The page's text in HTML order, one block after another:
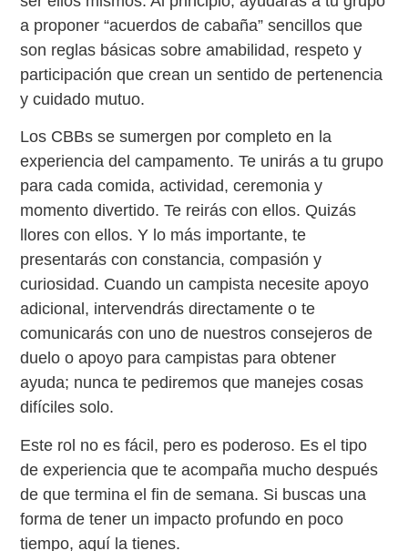
a proponer “acuerdos de cabaña” sencillos que
son reglas básicas sobre amabilidad, respeto y
participación que crean un sentido de pertenencia
y cuidado mutuo.
Los CBBs se sumergen por completo en la
experiencia del campamento. Te unirás a tu grupo
para cada comida, actividad, ceremonia y
momento divertido. Te reirás con ellos. Quizás
llores con ellos. Y lo más importante, te
presentarás con constancia, compasión y
curiosidad. Cuando un campista necesite apoyo
adicional, intervendrás directamente o te
comunicarás con uno de nuestros consejeros de
duelo o apoyo para campistas para obtener
ayuda; nunca te pediremos que manejes cosas
difíciles solo.
Este rol no es fácil, pero es poderoso. Es el tipo
de experiencia que te acompaña mucho después
de que termina el fin de semana. Si buscas una
forma de tener un impacto profundo en poco
tiempo, aquí la tienes.